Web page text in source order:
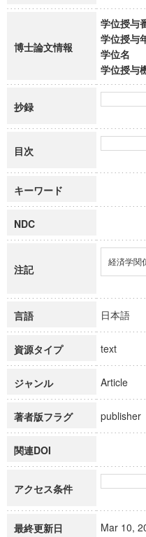
博士論文情報
学位授与
学位授与
学位名
学位授与
抄録
目次
キーワード
NDC
注記
経済学関
言語 日本語
資源タイプ text
ジャンル Article
著者版フラグ publisher
関連DOI
アクセス条件
最終更新日 Mar 10,